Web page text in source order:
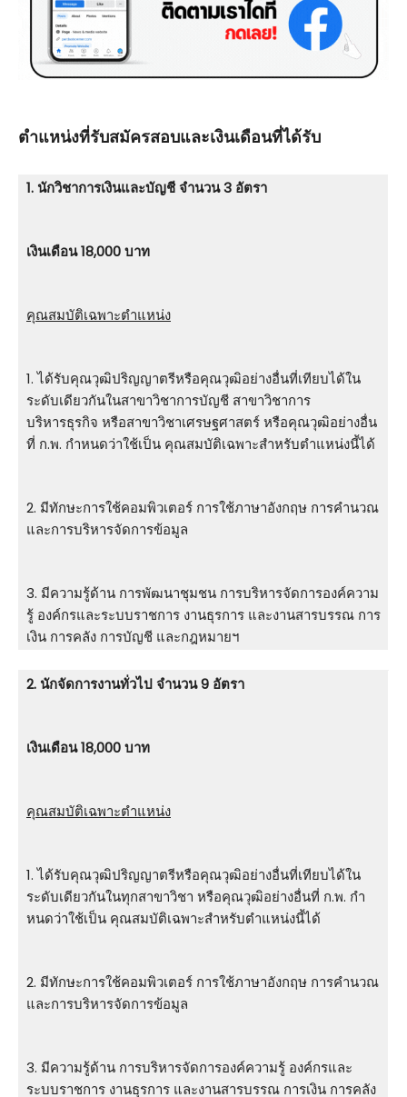
ตําแหน่งที่รับสมัครสอบและเงินเดือนที่ได้รับ
1. นักวิชาการเงินและบัญชี จำนวน 3 อัตรา
เงินเดือน 18,000 บาท
คุณสมบัติเฉพาะตำแหน่ง
1. ได้รับคุณวุฒิปริญญาตรีหรือคุณวุฒิอย่างอื่นที่เทียบได้ใน
ระดับเดียวกันในสาขาวิชาการบัญชี สาขาวิชาการ
บริหารธุรกิจ หรือสาขาวิชาเศรษฐศาสตร์ หรือคุณวุฒิอย่างอื่น
ที่ ก.พ. กําหนดว่าใช้เป็น คุณสมบัติเฉพาะสําหรับตําแหน่งนี้ได้
2. มีทักษะการใช้คอมพิวเตอร์ การใช้ภาษาอังกฤษ การคํานวณ
และการบริหารจัดการข้อมูล
3. มีความรู้ด้าน การพัฒนาชุมชน การบริหารจัดการองค์ความ
รู้ องค์กรและระบบราชการ งานธุรการ และงานสารบรรณ การ
เงิน การคลัง การบัญชี และกฎหมายฯ
2. นักจัดการงานทั่วไป จำนวน 9 อัตรา
เงินเดือน 18,000 บาท
คุณสมบัติเฉพาะตำแหน่ง
1. ได้รับคุณวุฒิปริญญาตรีหรือคุณวุฒิอย่างอื่นที่เทียบได้ใน
ระดับเดียวกันในทุกสาขาวิชา หรือคุณวุฒิอย่างอื่นที่ ก.พ. กํา
หนดว่าใช้เป็น คุณสมบัติเฉพาะสําหรับตําแหน่งนี้ได้
2. มีทักษะการใช้คอมพิวเตอร์ การใช้ภาษาอังกฤษ การคํานวณ
และการบริหารจัดการข้อมูล
3. มีความรู้ด้าน การบริหารจัดการองค์ความรู้ องค์กรและ
ระบบราชการ งานธุรการ และงานสารบรรณ การเงิน การคลัง